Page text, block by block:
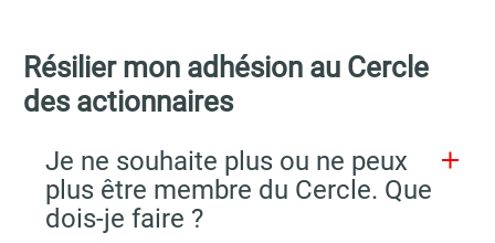
Résilier mon adhésion au Cercle
des actionnaires
Je ne souhaite plus ou ne peux
plus être membre du Cercle. Que
dois-je faire ?